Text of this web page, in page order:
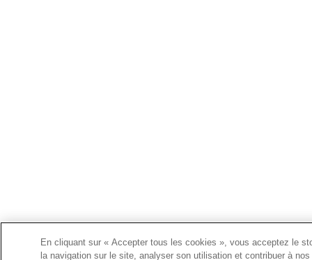
En cliquant sur « Accepter tous les cookies », vous acceptez le
la navigation sur le site, analyser son utilisation et contribuer à